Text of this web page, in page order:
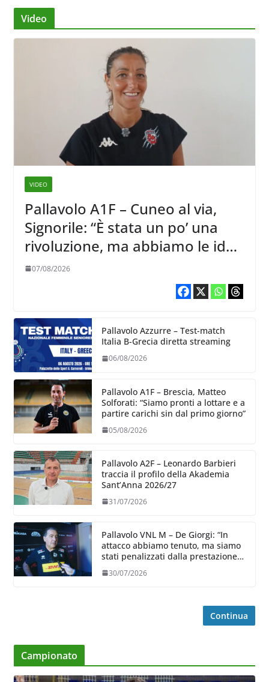
Video
VIDEO
Pallavolo A1F – Cuneo al via,
Signorile: “È stata un po’ una
rivoluzione, ma abbiamo le idee
chiare siu cosa vogliamo fare”
07/08/2026
Pallavolo Azzurre – Test-match
Italia B-Grecia diretta streaming
06/08/2026
Pallavolo A1F – Brescia, Matteo
Solforati: “Siamo pronti a lottare e a
partire carichi sin dal primo giorno”
05/08/2026
Pallavolo A2F – Leonardo Barbieri
traccia il profilo della Akademia
Sant’Anna 2026/27
31/07/2026
Pallavolo VNL M – De Giorgi: “In
attacco abbiamo tenuto, ma siamo
stati penalizzati dalla prestazione
30/07/2026
Continua
Campionato